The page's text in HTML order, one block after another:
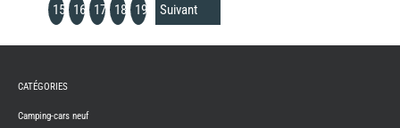
15
16 17 18 19 Suivant
CAMPING-
NEUFS
CATÉGORIES
Camping-cars neuf